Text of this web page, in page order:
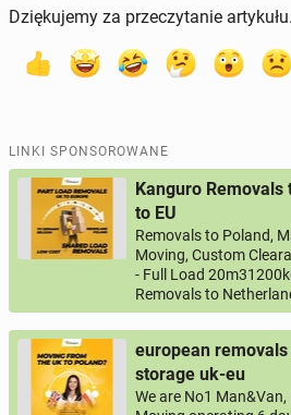
Dziękujemy za przeczytanie
LINKI SPONSOROWANE
Kanguro Removals
to EU
Removals to Poland,
Moving, Custom
- Full Load
Removals to
european
storage uk-eu
We are No1